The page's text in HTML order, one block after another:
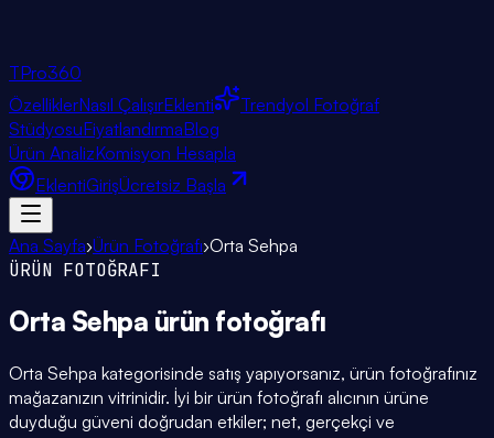
TPro360
ÖzelliklerNasıl ÇalışırEklenti
Trendyol Fotoğraf
StüdyosuFiyatlandırmaBlog
Ürün AnalizKomisyon Hesapla
EklentiGirişÜcretsiz Başla
Ana Sayfa›Ürün Fotoğrafı›Orta Sehpa
ÜRÜN FOTOĞRAFI
Orta Sehpa ürün fotoğrafı
Orta Sehpa kategorisinde satış yapıyorsanız, ürün fotoğrafınız
mağazanızın vitrinidir. İyi bir ürün fotoğrafı alıcının ürüne
duyduğu güveni doğrudan etkiler; net, gerçekçi ve